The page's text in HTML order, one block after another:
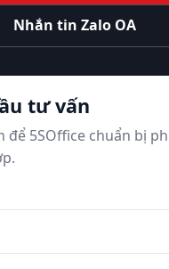
Nhắn tin Zalo OA
tư vấn
5SOffice chuẩn bị